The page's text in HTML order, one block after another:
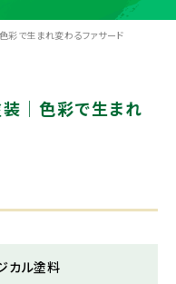
で生まれ変わるファサード
｜色彩で生まれ
カル塗料